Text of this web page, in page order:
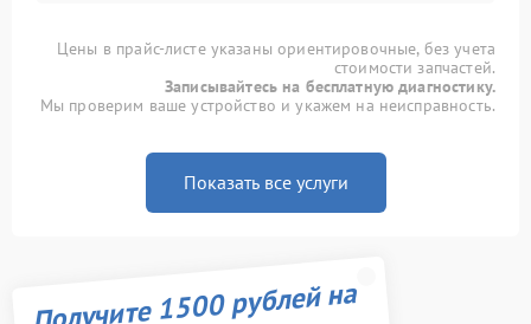
Цены в прайс-листе указаны ориентировочные, без учета
стоимости запчастей.
Записывайтесь на бесплатную диагностику.
Мы проверим ваше устройство и укажем на неисправность.
Показать все услуги
Получите 1500 рублей на